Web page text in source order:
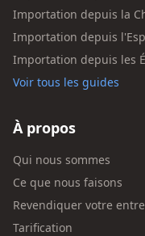
Importation depuis la
Importation depuis
Importation depuis les
Voir tous les guides
À propos
Qui nous sommes
Ce que nous faisons
Revendiquer votre
Tarification